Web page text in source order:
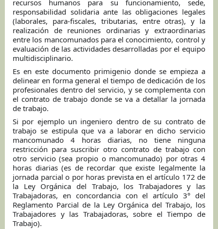
recursos humanos para su funcionamiento, sede,
responsabilidad solidaria ante las obligaciones legales
(laborales, para-fiscales, tributarias, entre otras), y la
realización de reuniones ordinarias y extraordinarias
entre los mancomunados para el conocimiento, control y
evaluación de las actividades desarrolladas por el equipo
multidisciplinario.
Es en este documento primigenio donde se empieza a
delinear en forma general el tiempo de dedicación de los
profesionales dentro del servicio, y se complementa con
el contrato de trabajo donde se va a detallar la jornada
de trabajo.
Si por ejemplo un ingeniero dentro de su contrato de
trabajo se estipula que va a laborar en dicho servicio
mancomunado 4 horas diarias, no tiene ninguna
restricción para suscribir otro contrato de trabajo con
otro servicio (sea propio o mancomunado) por otras 4
horas diarias (es de recordar que existe legalmente la
jornada parcial o por horas prevista en el artículo 172 de
la Ley Orgánica del Trabajo, los Trabajadores y las
Trabajadoras, en concordancia con el artículo 3° del
Reglamento Parcial de la Ley Orgánica del Trabajo, los
Trabajadores y las Trabajadoras, sobre el Tiempo de
Trabajo).